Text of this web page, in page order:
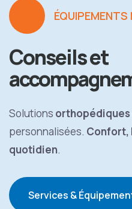
Conseils et
Solutions
personnalisées. Confort,
quotidien.
Services &